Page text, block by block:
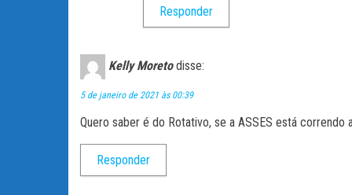
Responder
Kelly Moreto disse:
5 de janeiro de 2021 às 00:39
Quero saber é do Rotativo, se a ASSES está
Responder